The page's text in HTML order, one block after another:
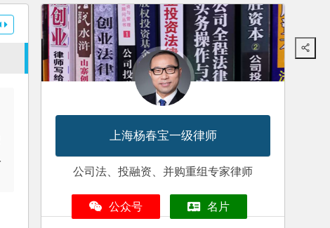
上海杨春宝一级律师
公司法、投融资、并购重组专家律师
公众号 名片